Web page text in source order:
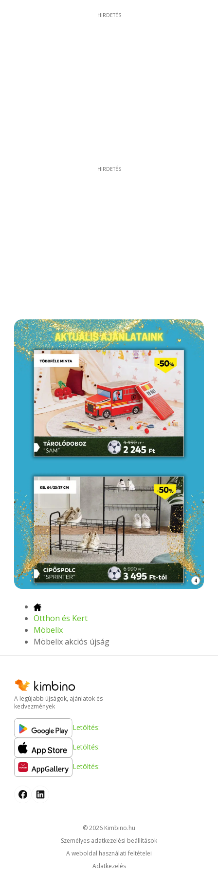
HIRDETÉS
HIRDETÉS
4
Otthon és Kert
Möbelix
Möbelix akciós újság
A legújabb újságok, ajánlatok és
kedvezmények
Letöltés:
Letöltés:
Letöltés:
© 2026
kimbino.hu
Személyes adatkezelési beállítások
A weboldal használati feltételei
Adatkezelés